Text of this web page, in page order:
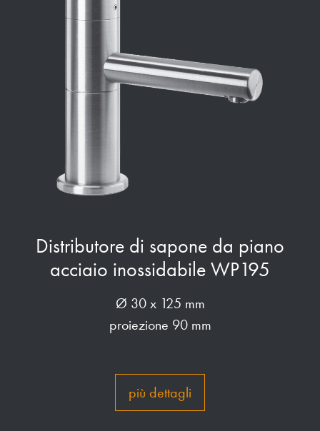
Distributore di sapone da piano
acciaio inossidabile WP195
Ø 30 x 125 mm
proiezione 90 mm
più dettagli